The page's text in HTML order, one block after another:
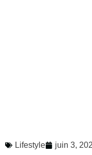
Lifestyle juin 3,